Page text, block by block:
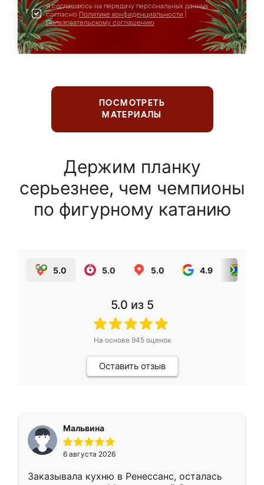
Я соглашаюсь на передачу персональных данных
согласно Политике конфиденциальности
Пользовательскому соглашению
ПОСМОТРЕТЬ
МАТЕРИАЛЫ
Держим планку
серьезнее, чем чемпионы
по фигурному катанию
5.0 5.0 5.0 4.9
5.0 из 5
На основе 945оценок
Оставить отзыв
Мальвина
6 августа 2026
Заказывала кухню в Ренессанс, осталась